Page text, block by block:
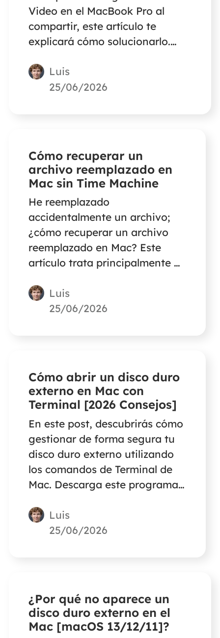
Video en el MacBook Pro al
compartir, este artículo te
explicará cómo solucionarlo.
sobre cómo solucionar el
problema de la pantalla negra
Luis
25/06/2026
Cómo recuperar un
archivo reemplazado en
Mac sin Time Machine
He reemplazado
accidentalmente un archivo;
¿cómo recuperar un archivo
reemplazado en Mac? Este
artículo trata principalmente de
archivos reemplazados o
sobrescritos sin máquina del
Luis
25/06/2026
Cómo abrir un disco duro
externo en Mac con
Terminal [2026 Consejos]
En este post, descubrirás cómo
gestionar de forma segura tu
disco duro externo utilizando
los comandos de Terminal de
Mac. Descarga este programa
datos de Mac para restaurar
hasta 2 GB de archivos en caso
comandos de Terminal.
Luis
25/06/2026
¿Por qué no aparece un
disco duro externo en el
Mac [macOS 13/12/11]?